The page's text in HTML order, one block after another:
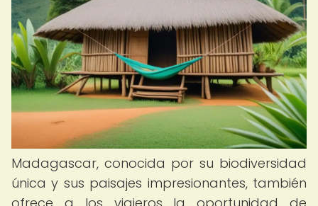
Madagascar, conocida por su biodiversidad
única y sus paisajes impresionantes, también